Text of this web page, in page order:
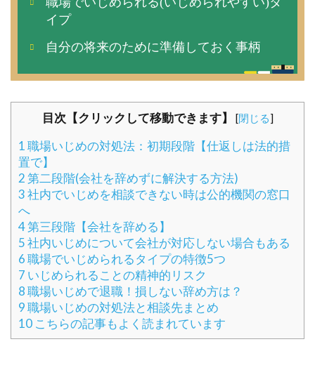
イプ
自分の将来のために準備しておく事柄
目次【クリックして移動できます】 [閉じる]
1職場いじめの対処法：初期段階【仕返しは法的措
置で】
2第二段階(会社を辞めずに解決する方法)
3社内でいじめを相談できない時は公的機関の窓口
へ
4第三段階【会社を辞める】
5社内いじめについて会社が対応しない場合もある
6職場でいじめられるタイプの特徴5つ
7 いじめられることの精神的リスク
8職場いじめで退職！損しない辞め方は？
9職場いじめの対処法と相談先まとめ
10 こちらの記事もよく読まれています